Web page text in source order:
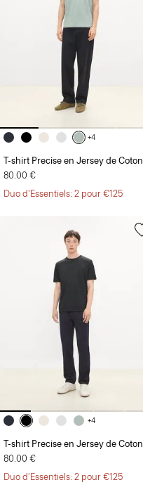
+4
T-shirt Precise en Jersey de Coton
80.00 €
Duo d'Essentiels: 2 pour €125
+4
T-shirt Precise en Jersey de Coton
80.00 €
Duo d'Essentiels: 2 pour €125